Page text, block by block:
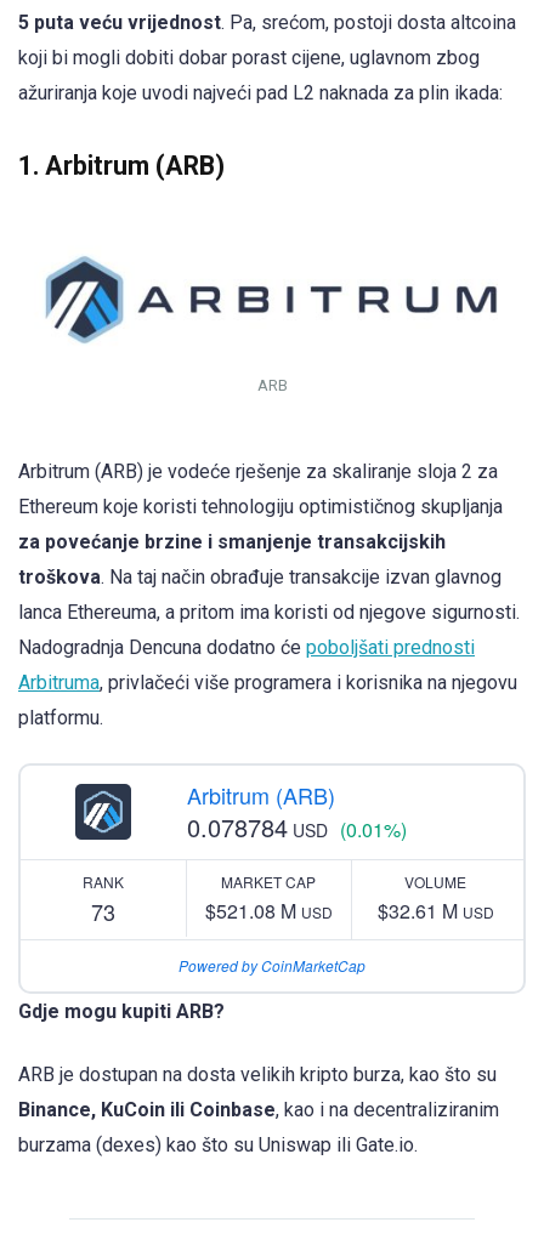
5 puta veću vrijednost. Pa, srećom, postoji dosta altcoina
koji bi mogli dobiti dobar porast cijene, uglavnom zbog
ažuriranja koje uvodi najveći pad L2 naknada za plin ikada:
1. Arbitrum (ARB)
ARB
Arbitrum (ARB) je vodeće rješenje za skaliranje sloja 2 za
Ethereum koje koristi tehnologiju optimističnog skupljanja
za povećanje brzine i smanjenje transakcijskih
troškova. Na taj način obrađuje transakcije izvan glavnog
lanca Ethereuma, a pritom ima koristi od njegove sigurnosti.
Nadogradnja Dencuna dodatno će poboljšati prednosti
Arbitruma, privlačeći više programera i korisnika na njegovu
platformu.
Arbitrum (ARB)
0.078784 USD (0.01%)
RANK
73
MARKET CAP
$521.08 M USD
VOLUME
$32.61 M USD
Powered by CoinMarketCap
Gdje mogu kupiti ARB?
ARB je dostupan na dosta velikih kripto burza, kao što su
Binance, KuCoin ili Coinbase, kao i na decentraliziranim
burzama (dexes) kao što su Uniswap ili Gate.io.